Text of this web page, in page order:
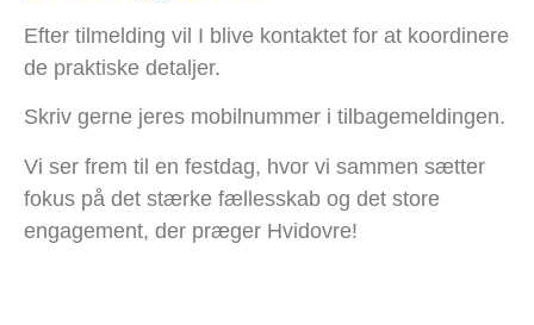
Efter tilmelding vil I blive kontaktet for at koordinere
de praktiske detaljer.
Skriv gerne jeres mobilnummer i tilbagemeldingen.
Vi ser frem til en festdag, hvor vi sammen sætter
fokus på det stærke fællesskab og det store
engagement, der præger Hvidovre!